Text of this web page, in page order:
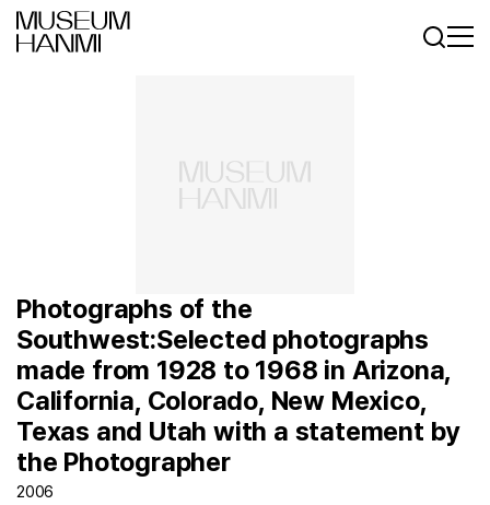
Photographs of the
Southwest:Selected photographs
made from 1928 to 1968 in Arizona,
California, Colorado, New Mexico,
Texas and Utah with a statement by
the Photographer
2006